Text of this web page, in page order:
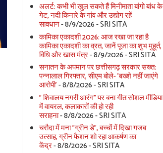
अलर्ट: कभी भी खुल सकते हैं मिनीमाता बांगो बांध के
गेट, नदी किनारे के गांव और उद्योग रहें
सावधान- 8/9/2026- SRI SITA
कामिका एकादशी 2026: आज रखा जा रहा है
कामिका एकादशी का व्रत, जानें पूजा का शुभ मुहूर्त,
विधि और खास मंत्र- 8/9/2026- SRI SITA
सनातन के अपमान पर छत्तीसगढ़ सरकार सख्त:
पन्नालाल गिरफ्तार, सीएम बोले- 'बख्शे नहीं जाएंगे
आरोपी'- 8/8/2026- SRI SITA
" शिवालय नगरी आरंग" पर बना गीत सोशल मीडिया
में वायरल, कलाकारों की हो रही
सराहना- 8/8/2026- SRI SITA
चरौदा में मना "ग्रीन डे", बच्चों में दिखा गजब
उत्साह, ग्रीन फैशन शो रहा आकर्षण का
केंद्र- 8/8/2026- SRI SITA